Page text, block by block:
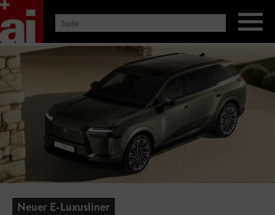
Neuer E-Luxusliner